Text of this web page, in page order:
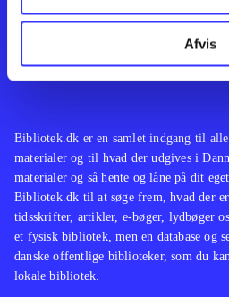
Afvis
Bibliotek.dk er en samlet indgang til
materialer og til hvad der udgives i
materialer og så hente og låne på dit
Bibliotek.dk til at søge frem, hvad der
tidsskrifter, artikler, e-bøger, lydbøger
et fysisk bibliotek, men en database og
danske offentlige biblioteker, som du
lokale bibliotek.
English